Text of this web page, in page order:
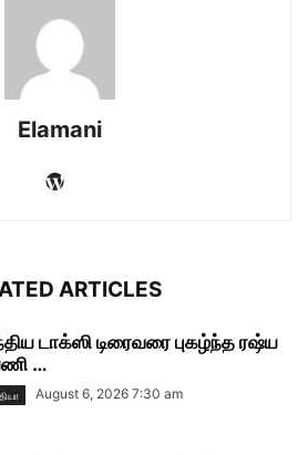
Elamani
ARTICLES
டாக்ஸி டிரைவரை புகழ்ந்த ரஷ்ய
…
August 6, 2026 7:30 am